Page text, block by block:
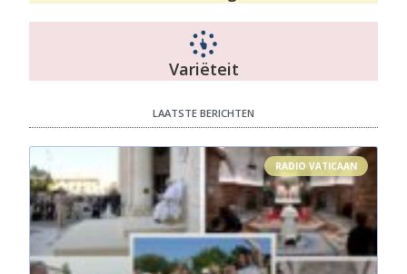
Variëteit
LAATSTE BERICHTEN
RADIO VATICAAN